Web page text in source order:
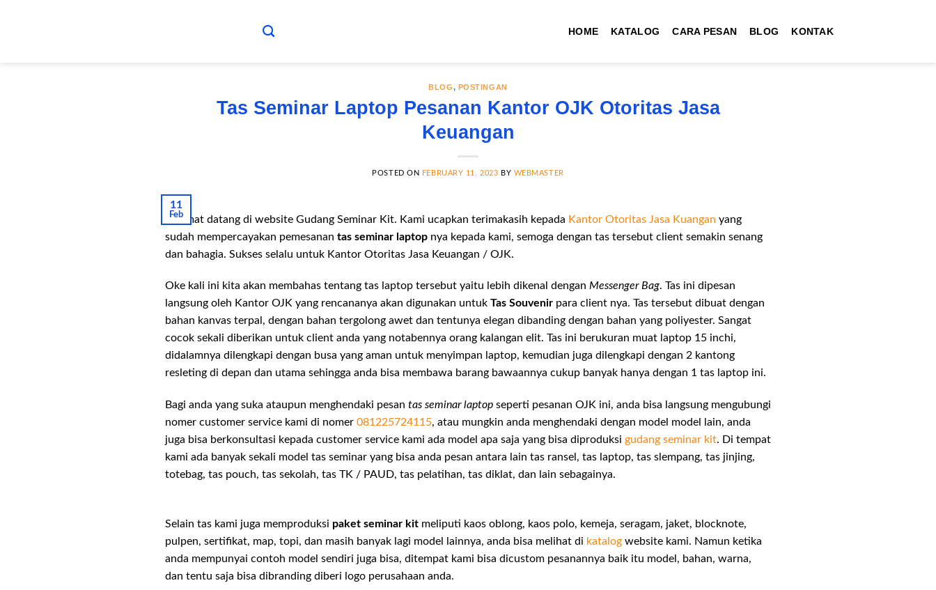
HOME KATALOG CARA PESAN BLOG KONTAK
BLOG, POSTINGAN
Tas Seminar Laptop Pesanan Kantor OJK Otoritas Jasa
Keuangan
POSTED ON FEBRUARY 11, 2023 BY WEBMASTER
11
Feb
Selamat datang di website Gudang Seminar Kit. Kami ucapkan terimakasih kepada Kantor Otoritas Jasa Kuangan yang
sudah mempercayakan pemesanan tas seminar laptop nya kepada kami, semoga dengan tas tersebut client semakin senang
dan bahagia. Sukses selalu untuk Kantor Otoritas Jasa Keuangan / OJK.
Oke kali ini kita akan membahas tentang tas laptop tersebut yaitu lebih dikenal dengan Messenger Bag. Tas ini dipesan
langsung oleh Kantor OJK yang rencananya akan digunakan untuk Tas Souvenir para client nya. Tas tersebut dibuat dengan
bahan kanvas terpal, dengan bahan tergolong awet dan tentunya elegan dibanding dengan bahan yang poliyester. Sangat
cocok sekali diberikan untuk client anda yang notabennya orang kalangan elit. Tas ini berukuran muat laptop 15 inchi,
didalamnya dilengkapi dengan busa yang aman untuk menyimpan laptop, kemudian juga dilengkapi dengan 2 kantong
resleting di depan dan utama sehingga anda bisa membawa barang bawaannya cukup banyak hanya dengan 1 tas laptop ini.
Bagi anda yang suka ataupun menghendaki pesan tas seminar laptop seperti pesanan OJK ini, anda bisa langsung mengubungi
nomer customer service kami di nomer 081225724115, atau mungkin anda menghendaki dengan model model lain, anda
juga bisa berkonsultasi kepada customer service kami ada model apa saja yang bisa diproduksi gudang seminar kit. Di tempat
kami ada banyak sekali model tas seminar yang bisa anda pesan antara lain tas ransel, tas laptop, tas slempang, tas jinjing,
totebag, tas pouch, tas sekolah, tas TK / PAUD, tas pelatihan, tas diklat, dan lain sebagainya.
Selain tas kami juga memproduksi paket seminar kit meliputi kaos oblong, kaos polo, kemeja, seragam, jaket, blocknote,
pulpen, sertifikat, map, topi, dan masih banyak lagi model lainnya, anda bisa melihat di katalog website kami. Namun ketika
anda mempunyai contoh model sendiri juga bisa, ditempat kami bisa dicustom pesanannya baik itu model, bahan, warna,
dan tentu saja bisa dibranding diberi logo perusahaan anda.